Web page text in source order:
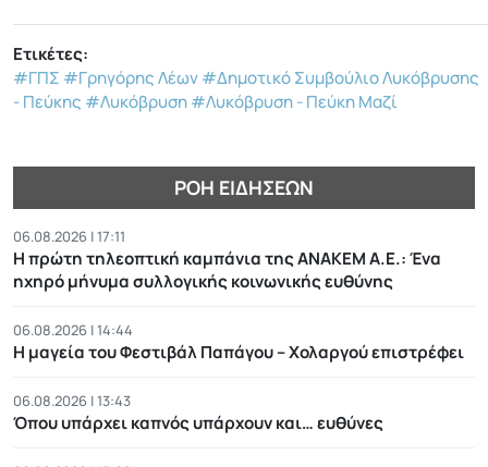
Ετικέτες:
#ΓΠΣ #Γρηγόρης Λέων#Δημοτικό Συμβούλιο Λυκόβρυσης
- Πεύκης #Λυκόβρυση#Λυκόβρυση - Πεύκη Μαζί
ΡΟΉ ΕΙΔΉΣΕΩΝ
06.08.2026 | 17:11
Η πρώτη τηλεοπτική καμπάνια της ΑΝΑΚΕΜ Α.Ε.: Ένα
ηχηρό μήνυμα συλλογικής κοινωνικής ευθύνης
06.08.2026 | 14:44
Η μαγεία του Φεστιβάλ Παπάγου – Χολαργού επιστρέφει
06.08.2026 | 13:43
Όπου υπάρχει καπνός υπάρχουν και… ευθύνες